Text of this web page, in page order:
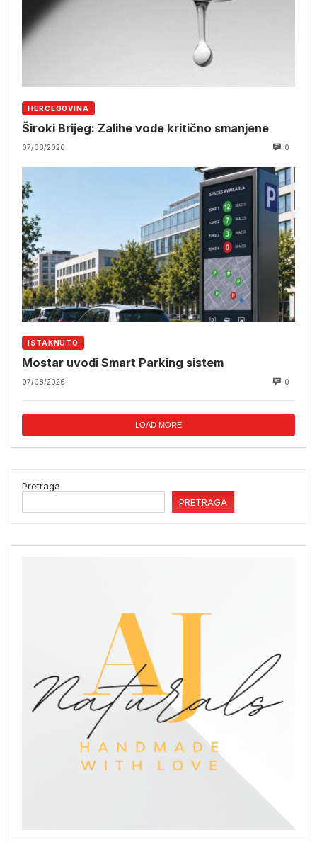
HERCEGOVINA
Široki Brijeg: Zalihe vode kritično smanjene
07/08/2026 0
ISTAKNUTO
Mostar uvodi Smart Parking sistem
07/08/2026 0
LOAD MORE
Pretraga
PRETRAGA